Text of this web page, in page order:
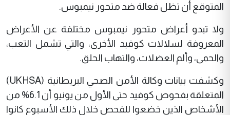
المتوقع أن تظل فعالة ضد متحور نيمبوس.
ولا تبدو أعراض متحور نيمبوس مختلفة عن الأعراض
المعروفة لسلالات كوفيد الأخرى، والتي تشمل التعب،
والحمى، وألم العضلات، والتهاب الحلق.
وكشفت بيانات وكالة الأمن الصحي البريطانية (UKHSA)
المتعلقة بفحوص كوفيد حتى الأول من يونيو أن 6.1% من
الأشخاص الذين خضعوا للفحص خلال ذلك الأسبوع كانوا